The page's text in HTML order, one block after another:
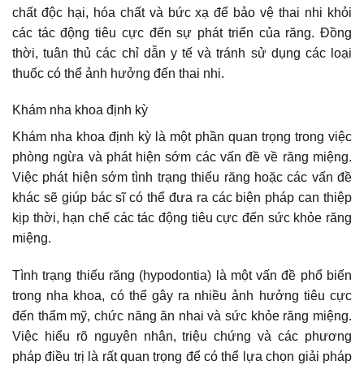
chất độc hại, hóa chất và bức xạ để bảo vệ thai nhi khỏi
các tác động tiêu cực đến sự phát triển của răng. Đồng
thời, tuân thủ các chỉ dẫn y tế và tránh sử dụng các loại
thuốc có thể ảnh hưởng đến thai nhi.
Khám nha khoa định kỳ
Khám nha khoa định kỳ là một phần quan trọng trong việc
phòng ngừa và phát hiện sớm các vấn đề về răng miệng.
Việc phát hiện sớm tình trạng thiếu răng hoặc các vấn đề
khác sẽ giúp bác sĩ có thể đưa ra các biện pháp can thiệp
kịp thời, hạn chế các tác động tiêu cực đến sức khỏe răng
miệng.
Tình trạng thiếu răng (hypodontia) là một vấn đề phổ biến
trong nha khoa, có thể gây ra nhiều ảnh hưởng tiêu cực
đến thẩm mỹ, chức năng ăn nhai và sức khỏe răng miệng.
Việc hiểu rõ nguyên nhân, triệu chứng và các phương
pháp điều trị là rất quan trọng để có thể lựa chọn giải pháp